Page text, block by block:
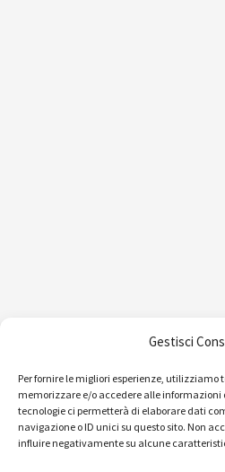
Gestisci
Per fornire le migliori esperienze, utilizziamo
memorizzare e/o accedere alle informazioni
tecnologie ci permetterà di elaborare dati
navigazione o ID unici su questo sito. Non
influire negativamente su alcune